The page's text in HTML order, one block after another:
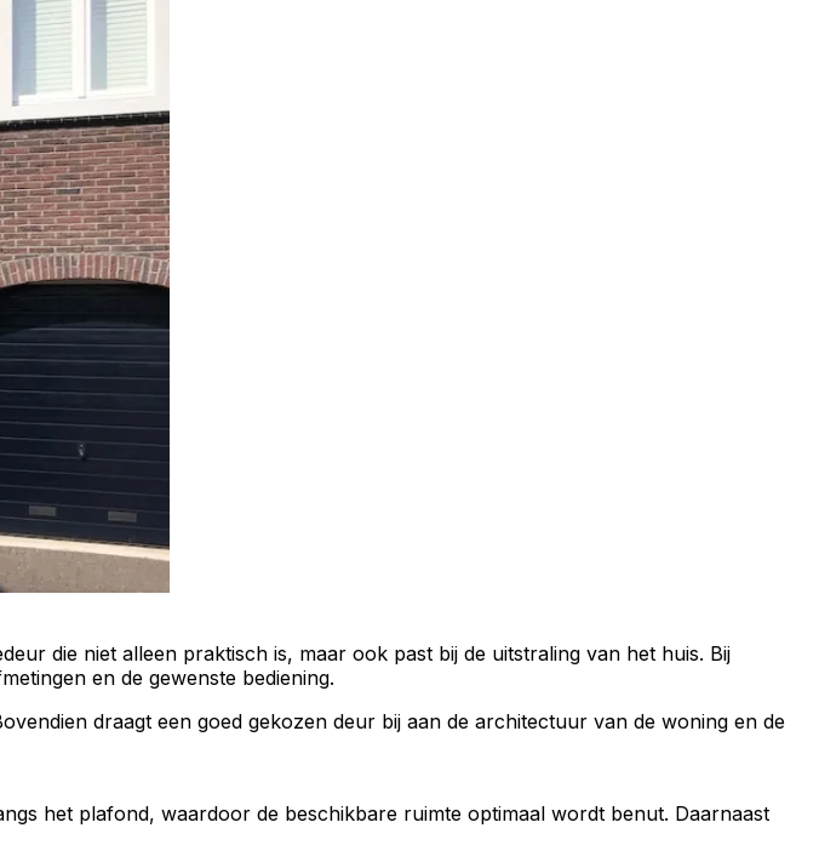
die niet alleen praktisch is, maar ook past bij de uitstraling van het huis. Bij
en de gewenste bediening.
draagt een goed gekozen deur bij aan de architectuur van de woning en de
het plafond, waardoor de beschikbare ruimte optimaal wordt benut. Daarnaast